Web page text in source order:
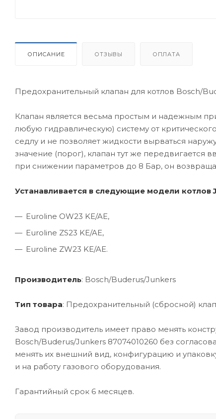
ОПИСАНИЕ ОТЗЫВЫ ОПЛАТА
Предохранительный клапан для котлов Bosch/
Клапан является весьма простым и надежным
любую гидравлическую) систему от
седлу и не позволяет жидкости вырваться
значение (порог), клапан тут же передвигается
при снижении параметров до 8 Бар, он
Устанавливается в следующие модели котлов
Euroline OW23 KE/AE,
Euroline ZS23 KE/AE,
Euroline ZW23 KE/AE.
Производитель: Bosch/Buderus/Junkers
Тип товара: Предохранительный (сбросной)
Завод производитель имеет право менять
Bosch/Buderus/Junkers 87074010260 без
менять их внешний вид, конфигурацию и
и на работу газового оборудования.
Гарантийный срок 6 месяцев.